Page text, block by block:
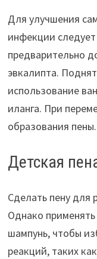
Для улучшения
инфекции
предварительно
эвкалипта.
использование
иланга. При
образования пены.
Детская
Сделать пену для
Однако
шампунь, чтобы
реакций, таких